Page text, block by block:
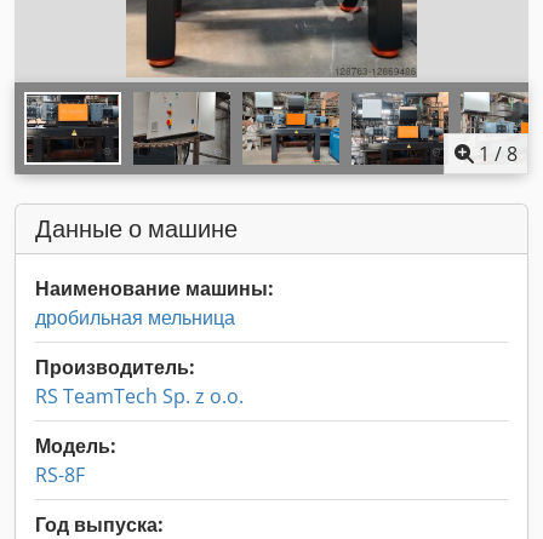
1 /8
Данные о машине
Наименование машины:
дробильная мельница
Производитель:
RS TeamTech Sp. z o.o.
Модель:
RS-8F
Год выпуска: